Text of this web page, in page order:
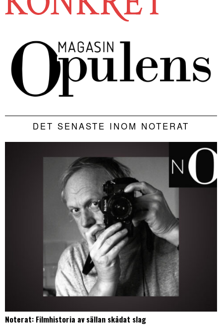
DET SENASTE INOM NOTERAT
Noterat: Filmhistoria av sällan skådat slag